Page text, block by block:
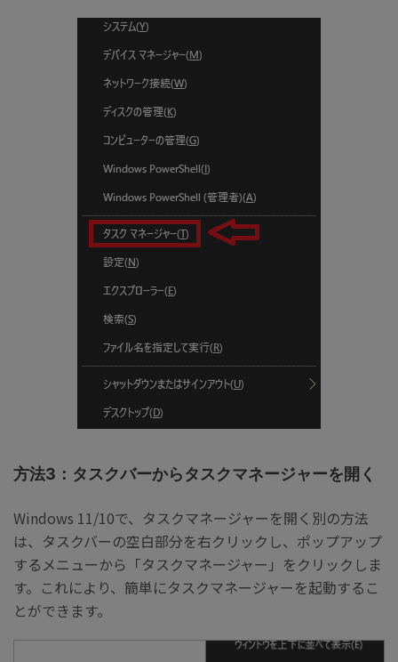
方法3：タスクバーからタスクマネージャーを開く
Windows 11/10で、タスクマネージャーを開く別の方法
は、タスクバーの空白部分を右クリックし、ポップアップ
するメニューから「タスクマネージャー」をクリックしま
す。これにより、簡単にタスクマネージャーを起動するこ
とができます。